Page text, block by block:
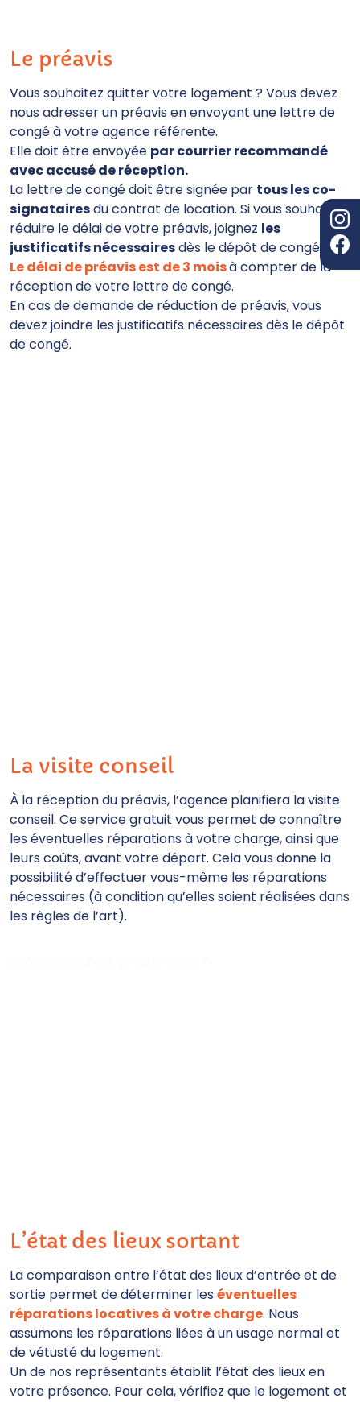
Le préavis
Vous souhaitez quitter votre logement ? Vous devez
nous adresser un préavis en envoyant une lettre de
congé à votre agence référente.
Elle doit être envoyée par courrier recommandé
avec accusé de réception.
La lettre de congé doit être signée par tous les co-
signatairesdu contrat de location. Si vous souhaitez
réduire le délai de votre préavis, joignez les
justificatifs nécessairesdès le dépôt de congé.
Le délai de préavis est de 3 moisà compter de la
réception de votre lettre de congé.
En cas de demande de réduction de préavis, vous
devez joindre les justificatifs nécessaires dès le dépôt
de congé.
La visite conseil
À la réception du préavis, l’agence planifiera la visite
conseil. Ce service gratuit vous permet de connaître
les éventuelles réparations à votre charge, ainsi que
leurs coûts, avant votre départ. Cela vous donne la
possibilité d’effectuer vous-même les réparations
nécessaires (à condition qu’elles soient réalisées dans
les règles de l’art).
L’état des lieux sortant
La comparaison entre l’état des lieux d’entrée et de
sortie permet de déterminer les éventuelles
réparations locatives à votre charge. Nous
assumons les réparations liées à un usage normal et
de vétusté du logement.
Un de nos représentants établit l’état des lieux en
votre présence. Pour cela, vérifiez que le logement et